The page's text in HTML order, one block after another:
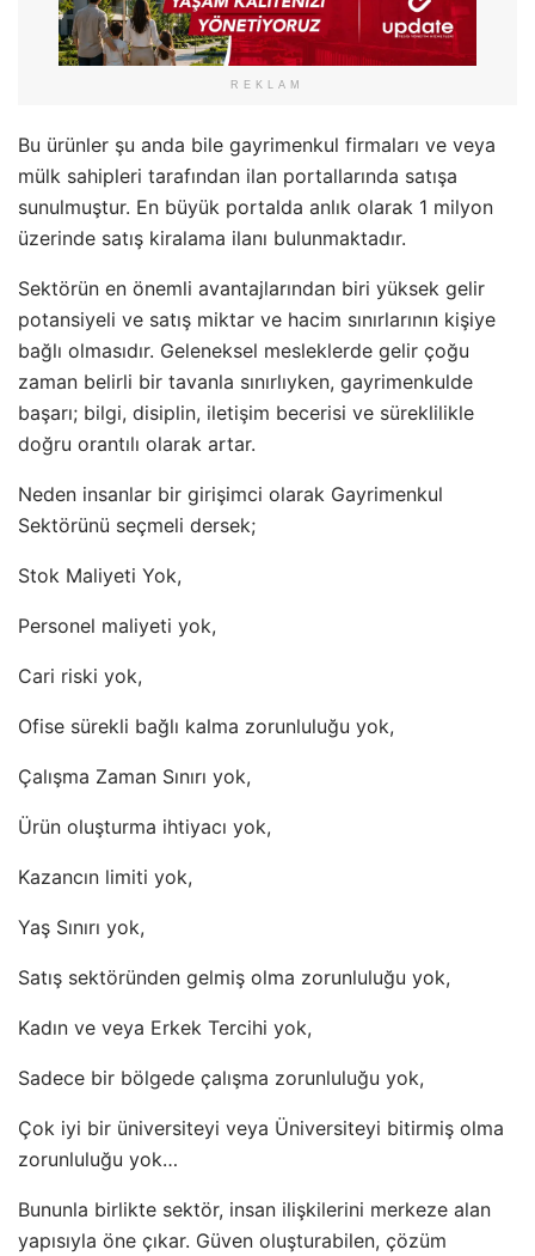
REKLAM
Bu ürünler şu anda bile gayrimenkul firmaları ve veya
mülk sahipleri tarafından ilan portallarında satışa
sunulmuştur. En büyük portalda anlık olarak 1 milyon
üzerinde satış kiralama ilanı bulunmaktadır.
Sektörün en önemli avantajlarından biri yüksek gelir
potansiyeli ve satış miktar ve hacim sınırlarının kişiye
bağlı olmasıdır. Geleneksel mesleklerde gelir çoğu
zaman belirli bir tavanla sınırlıyken, gayrimenkulde
başarı; bilgi, disiplin, iletişim becerisi ve süreklilikle
doğru orantılı olarak artar.
Neden insanlar bir girişimci olarak Gayrimenkul
Sektörünü seçmeli dersek;
Stok Maliyeti Yok,
Personel maliyeti yok,
Cari riski yok,
Ofise sürekli bağlı kalma zorunluluğu yok,
Çalışma Zaman Sınırı yok,
Ürün oluşturma ihtiyacı yok,
Kazancın limiti yok,
Yaş Sınırı yok,
Satış sektöründen gelmiş olma zorunluluğu yok,
Kadın ve veya Erkek Tercihi yok,
Sadece bir bölgede çalışma zorunluluğu yok,
Çok iyi bir üniversiteyi veya Üniversiteyi bitirmiş olma
zorunluluğu yok…
Bununla birlikte sektör, insan ilişkilerini merkeze alan
yapısıyla öne çıkar. Güven oluşturabilen, çözüm